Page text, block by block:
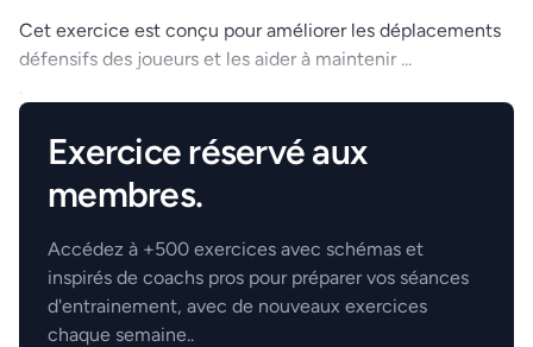
Cet exercice est conçu pour améliorer les déplacements
défensifs des joueurs et les aider à maintenir ...
.
Exercice réservé aux
membres.
Accédez à +500 exercices avec schémas et
inspirés de coachs pros pour préparer vos séances
d'entrainement, avec de nouveaux exercices
chaque semaine..